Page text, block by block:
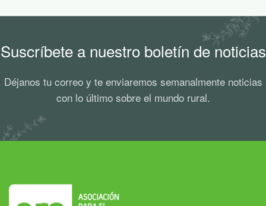
Suscríbete a nuestro boletín de noticias
Déjanos tu correo y te enviaremos semanalmente noticias
con lo último sobre el mundo rural.